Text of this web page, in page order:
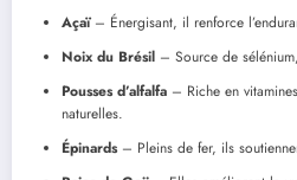
Açaï– Énergisant, il renforce
Noix du Brésil – Source de
Pousses d’alfalfa – Riche en
naturelles.
Épinards– Pleins de fer, ils